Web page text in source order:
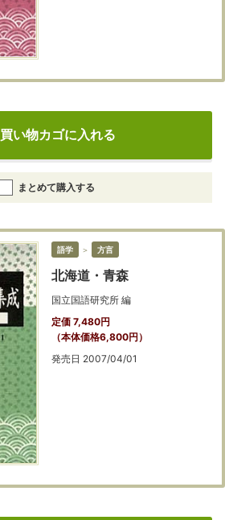
買い物カゴに入れる
まとめて購入する
語学 ＞ 方言
北海道・青森
国立国語研究所 編
定価 7,480円
（本体価格6,800円）
発売日 2007/04/01